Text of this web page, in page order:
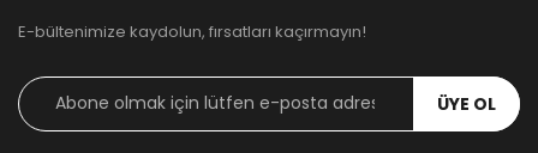
E-bültenimize kaydolun, fırsatları kaçırmayın!
ÜYE OL